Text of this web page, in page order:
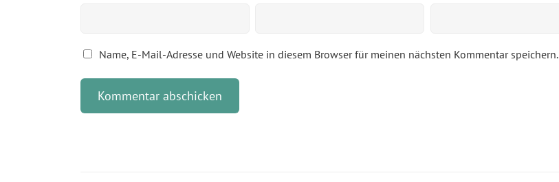
Name, E-Mail-Adresse und Website in diesem Browser für meinen nächsten Kommentar speichern.